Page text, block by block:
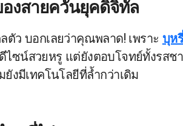
งสายควันยุคดิจิทัล
ตัว บอกเลยว่าคุณพลาด! เพราะ บุห
ซน์สวยหรู แต่ยังตอบโจทย์ทั้งรสช
ยังมีเทคโนโลยีที่ล้ำกว่าเดิม